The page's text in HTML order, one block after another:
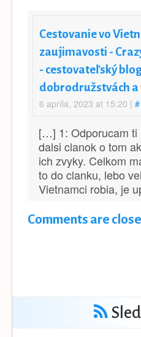
Cestovanie vo
zaujimavosti -
- cestovateľský
dobrodružstvách a
6 apríla, 2023 at 15:20 | #
[…] 1: Odporucam ti
dalsi clanok o tom
ich zvyky. Celkom
to do clanku, lebo
Vietnamci robia, je
Comments are